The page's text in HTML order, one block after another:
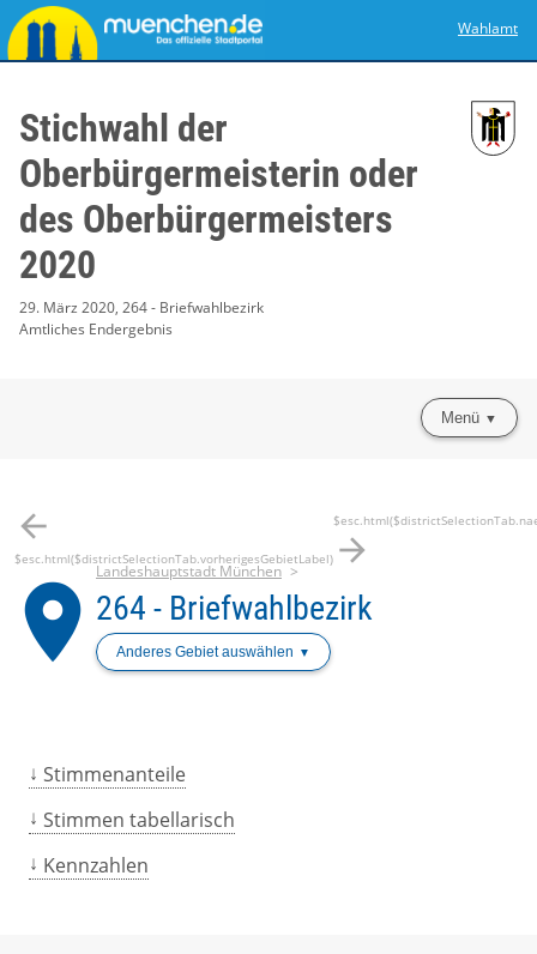
Wahlamt
Stichwahl der
Oberbürgermeisterin oder
des Oberbürgermeisters
2020
29. März 2020, 264 - Briefwahlbezirk
Amtliches Endergebnis
Menü
arrow_back
$esc.html($districtSelectionTab.vorherigesGebietLabel) arrow_forward
place
Landeshauptstadt München
264 - Briefwahlbezirk
Anderes Gebiet auswählen
Stimmenanteile
Stimmen tabellarisch
Kennzahlen